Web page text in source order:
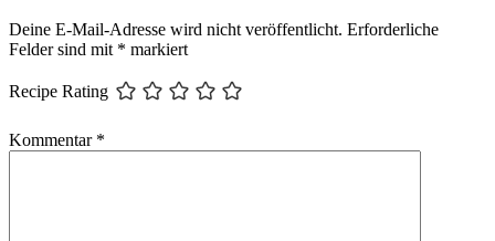
Deine E-Mail-Adresse wird nicht veröffentlicht. Erforderliche
Felder sind mit * markiert
Recipe Rating
Kommentar *